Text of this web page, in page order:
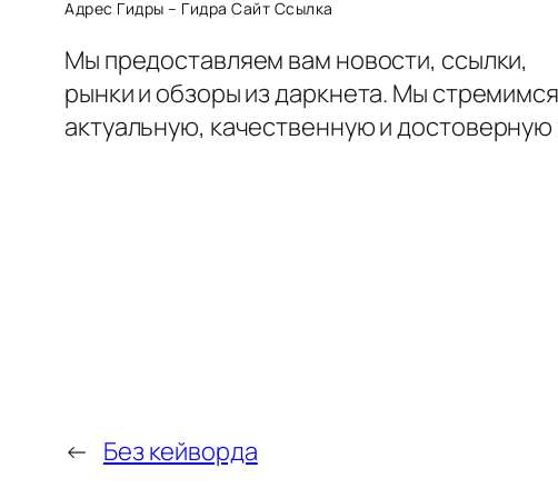
Адрес Гидры – Гидра Сайт Ссылка
Мы предоставляем вам новости, ссылки,
рынки и обзоры из даркнета. Мы
актуальную, качественную и
← Без кейворда